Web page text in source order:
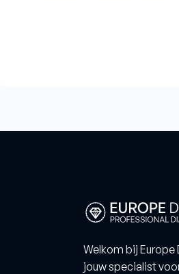
Welkom bij Europe
jouw specialist